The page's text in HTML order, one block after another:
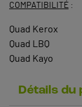
COMPATIBILITÉ :
Quad Kerox
Quad LBQ
Quad Kayo
Détails